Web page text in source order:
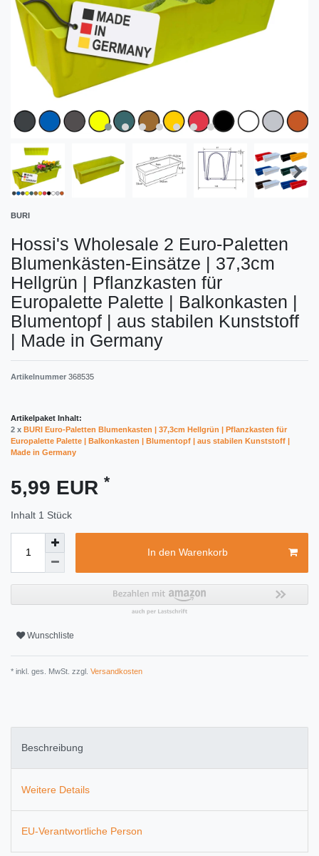
BURI
Hossi's Wholesale 2 Euro-Paletten
Blumenkästen-Einsätze | 37,3cm
Hellgrün | Pflanzkasten für
Europalette Palette | Balkonkasten |
Blumentopf | aus stabilen Kunststoff
| Made in Germany
Artikelnummer 368535
Artikelpaket Inhalt:
2 x BURI Euro-Paletten Blumenkasten | 37,3cm Hellgrün | Pflanzkasten für
Europalette Palette | Balkonkasten | Blumentopf | aus stabilen Kunststoff |
Made in Germany
5,99 EUR *
Inhalt 1 Stück
In den Warenkorb
Wunschliste
* inkl. ges. MwSt. zzgl. Versandkosten
Beschreibung
Weitere Details
EU-Verantwortliche Person